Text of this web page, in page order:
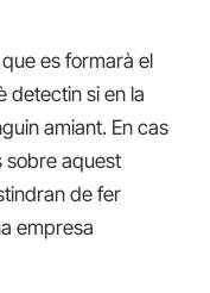
es formarà el
detectin si en la
amiant. En cas
sobre aquest
de fer
empresa